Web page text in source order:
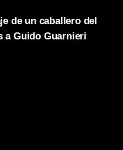
de un caballero del
a Guido Guarnieri